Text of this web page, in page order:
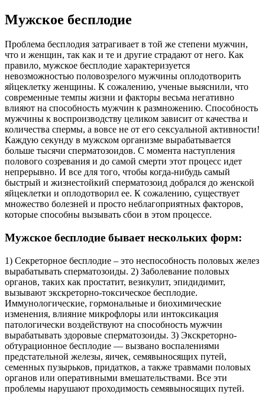
Мужское бесплодие
Проблема бесплодия затрагивает в той же степени мужчин,
что и женщин, так как и те и другие страдают от него. Как
правило, мужское бесплодие характеризуется
невозможностью половозрелого мужчины оплодотворить
яйцеклетку женщины. К сожалению, ученые выяснили, что
современные темпы жизни и факторы весьма негативно
влияют на способность мужчин к размножению. Способность
мужчины к воспроизводству целиком зависит от качества и
количества спермы, а вовсе не от его сексуальной активности!
Каждую секунду в мужском организме вырабатывается
больше тысячи сперматозоидов. С момента наступления
полового созревания и до самой смерти этот процесс идет
непрерывно. И все для того, чтобы когда-нибудь самый
быстрый и жизнестойкий сперматозоид добрался до женской
яйцеклетки и оплодотворил ее. К сожалению, существует
множество болезней и просто неблагоприятных факторов,
которые способны вызывать сбои в этом процессе.
Мужское бесплодие бывает нескольких форм:
1) Секреторное бесплодие – это неспособность половых желез
вырабатывать сперматозоиды. 2) Заболевание половых
органов, таких как простатит, везикулит, эпидидимит,
вызывают экскреторно-токсическое бесплодие.
Иммунологические, гормональные и биохимические
изменения, влияние микрофлоры или интоксикация
патологически воздействуют на способность мужчин
вырабатывать здоровые сперматозоиды. 3) Экскреторно-
обтурационное бесплодие — вызвано воспалениями
предстательной железы, яичек, семявыносящих путей,
семенных пузырьков, придатков, а также травмами половых
органов или оперативными вмешательствами. Все эти
проблемы нарушают проходимость семявыносящих путей.